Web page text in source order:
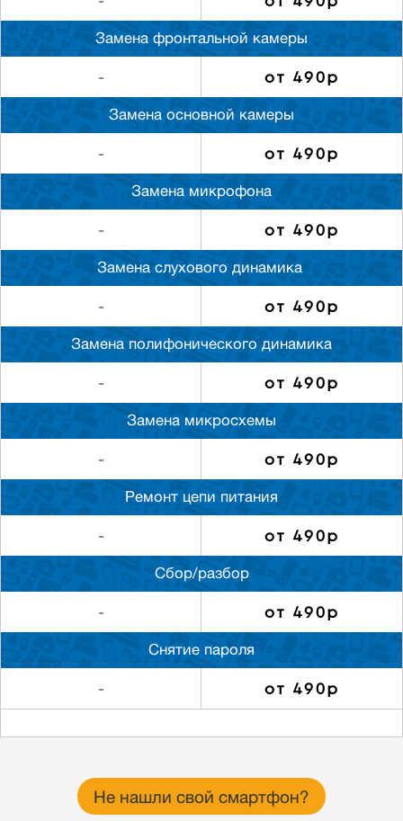
Замена фронтальной камеры
- от 490р
Замена основной камеры
- от 490р
Замена микрофона
- от 490р
Замена слуxового динамика
- от 490р
Замена полифонического динамика
- от 490р
Замена микросхемы
- от 490р
Ремонт цепи питания
- от 490р
Сбор/разбор
- от 490р
Снятие пароля
- от 490р
Не нашли свой смартфон?